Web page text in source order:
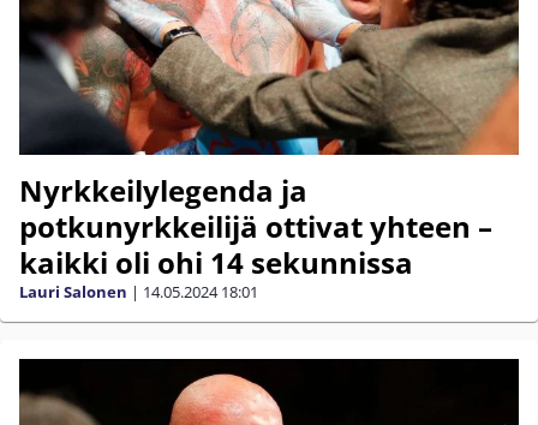
Nyrkkeilylegenda ja
potkunyrkkeilijä ottivat yhteen –
kaikki oli ohi 14 sekunnissa
Lauri Salonen | 14.05.2024 18:01